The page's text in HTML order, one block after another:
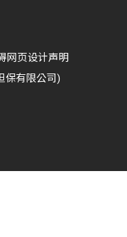
网页设计声明
保有限公司)